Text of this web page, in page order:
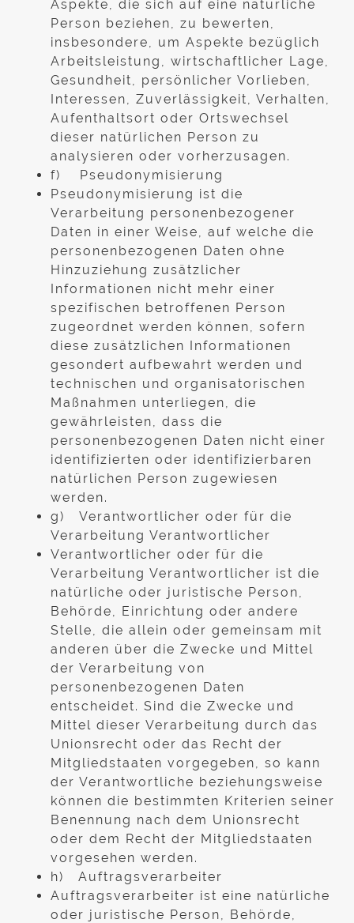
Aspekte, die sich auf eine natürliche
Person beziehen, zu bewerten,
insbesondere, um Aspekte bezüglich
Arbeitsleistung, wirtschaftlicher Lage,
Gesundheit, persönlicher Vorlieben,
Interessen, Zuverlässigkeit, Verhalten,
Aufenthaltsort oder Ortswechsel
dieser natürlichen Person zu
analysieren oder vorherzusagen.
f) Pseudonymisierung
Pseudonymisierung ist die
Verarbeitung personenbezogener
Daten in einer Weise, auf welche die
personenbezogenen Daten ohne
Hinzuziehung zusätzlicher
Informationen nicht mehr einer
spezifischen betroffenen Person
zugeordnet werden können, sofern
diese zusätzlichen Informationen
gesondert aufbewahrt werden und
technischen und organisatorischen
Maßnahmen unterliegen, die
gewährleisten, dass die
personenbezogenen Daten nicht einer
identifizierten oder identifizierbaren
natürlichen Person zugewiesen
werden.
g) Verantwortlicher oder für die
Verarbeitung Verantwortlicher
Verantwortlicher oder für die
Verarbeitung Verantwortlicher ist die
natürliche oder juristische Person,
Behörde, Einrichtung oder andere
Stelle, die allein oder gemeinsam mit
anderen über die Zwecke und Mittel
der Verarbeitung von
personenbezogenen Daten
entscheidet. Sind die Zwecke und
Mittel dieser Verarbeitung durch das
Unionsrecht oder das Recht der
Mitgliedstaaten vorgegeben, so kann
der Verantwortliche beziehungsweise
können die bestimmten Kriterien seiner
Benennung nach dem Unionsrecht
oder dem Recht der Mitgliedstaaten
vorgesehen werden.
h) Auftragsverarbeiter
Auftragsverarbeiter ist eine natürliche
oder juristische Person, Behörde,